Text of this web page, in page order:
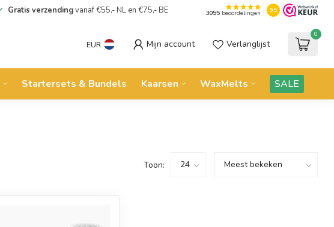
Gratis verzendingvanaf €55,- NL en €75,- BE 3055beoordelingen 9.5
EUR Mijn account Verlanglijst
0
Startersets & Bundels Kaarsen WaxMelts SALE
Toon: